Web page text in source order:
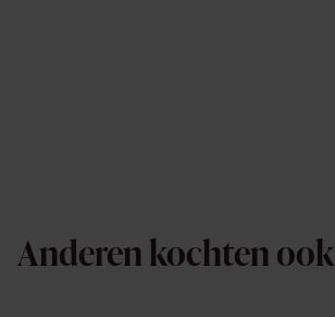
Anderen kochten ook